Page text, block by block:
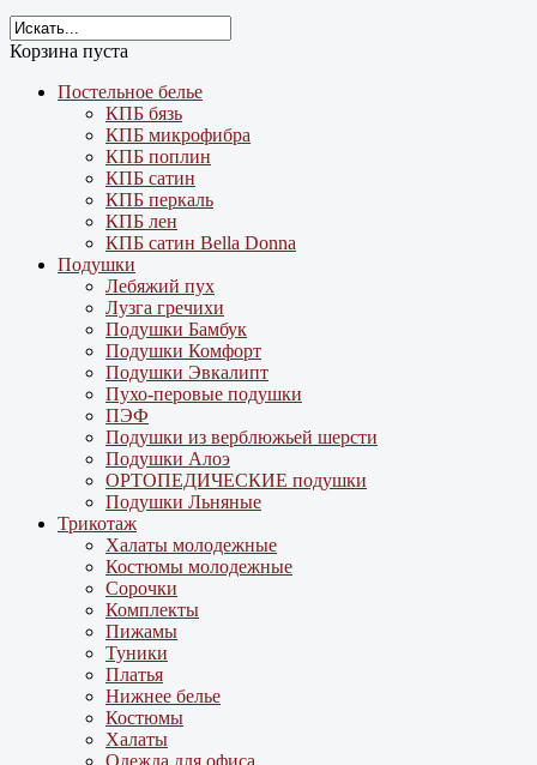
Корзина пуста
Постельное белье
КПБ бязь
КПБ микрофибра
КПБ поплин
КПБ сатин
КПБ перкаль
КПБ лен
КПБ сатин Bella Donna
Подушки
Лебяжий пух
Лузга гречихи
Подушки Бамбук
Подушки Комфорт
Подушки Эвкалипт
Пухо-перовые подушки
ПЭФ
Подушки из верблюжьей шерсти
Подушки Алоэ
ОРТОПЕДИЧЕСКИЕ подушки
Подушки Льняные
Трикотаж
Халаты молодежные
Костюмы молодежные
Сорочки
Комплекты
Пижамы
Туники
Платья
Нижнее белье
Костюмы
Халаты
Одежда для офиса